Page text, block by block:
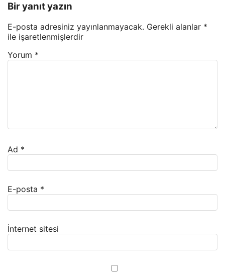
Bir yanıt yazın
E-posta adresiniz yayınlanmayacak. Gerekli alanlar *
ile işaretlenmişlerdir
Yorum *
Ad *
E-posta *
İnternet sitesi